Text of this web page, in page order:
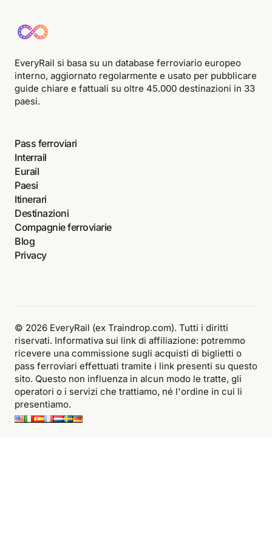
EveryRail si basa su un database ferroviario europeo
interno, aggiornato regolarmente e usato per pubblicare
guide chiare e fattuali su oltre 45.000 destinazioni in 33
paesi.
Pass ferroviari
Interrail
Eurail
Paesi
Itinerari
Destinazioni
Compagnie ferroviarie
Blog
Privacy
© 2026 EveryRail (ex Traindrop.com). Tutti i diritti
riservati. Informativa sui link di affiliazione: potremmo
ricevere una commissione sugli acquisti di biglietti o
pass ferroviari effettuati tramite i link presenti su questo
sito. Questo non influenza in alcun modo le tratte, gli
operatori o i servizi che trattiamo, né l'ordine in cui li
presentiamo.